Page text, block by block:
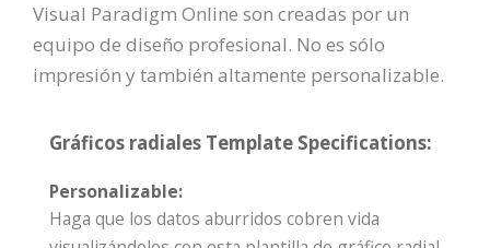
Visual Paradigm Online son creadas por un
equipo de diseño profesional. No es sólo
impresión y también altamente personalizable.
Gráficos radiales Template Specifications:
Personalizable:
Haga que los datos aburridos cobren vida